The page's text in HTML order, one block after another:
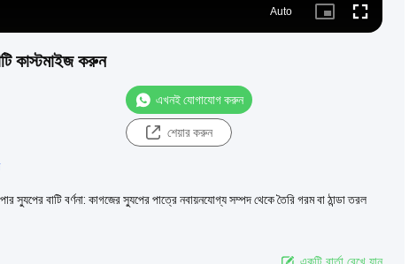
Auto
Picture- Fullscreen
কাস্টমাইজ করুন
এখনই যোগাযোগ করুন
শেয়ার করুন
বাটি বর্ণনা: কাগজের স্যুপের পাত্রে নবায়নযোগ্য সম্পদ থেকে তৈরি গরম বা ঠান্ডা তরল
একটি বার্তা রেখে যান